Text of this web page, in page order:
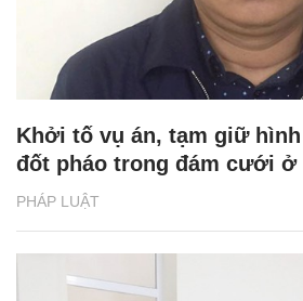
PHÁP LUẬT
Khởi tố vụ án, tạm giữ
đốt pháo trong đám cưới ở